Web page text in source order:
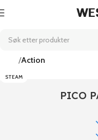
Action
STEAM
PICO